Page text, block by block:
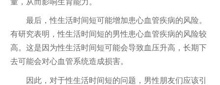
最后，性生活时间短可能增加患心血管疾病的风险。
有研究表明，性生活时间短的男性患心血管疾病的风险较
高。这是因为性生活时间短可能会导致血压升高，长期下
去可能会对心血管系统造成损害。
因此，对于性生活时间短的问题，男性朋友们应该引